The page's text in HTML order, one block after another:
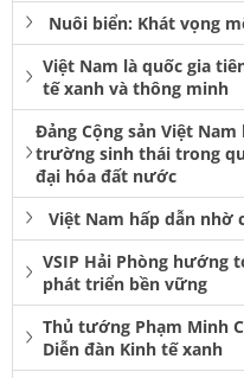
Nuôi biển: Khát vọng
Việt Nam là quốc gia
tế xanh và thông minh
Đảng Cộng sản Việt
trường sinh thái trong
đại hóa đất nước
Việt Nam hấp dẫn nhờ
VSIP Hải Phòng hướng
phát triển bền vững
Thủ tướng Phạm Minh
Diễn đàn Kinh tế xanh